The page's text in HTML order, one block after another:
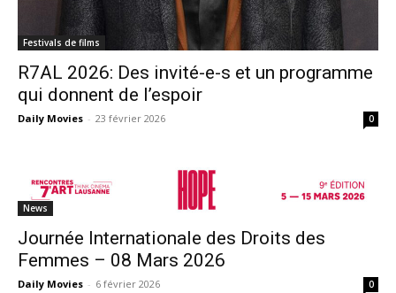
Festivals de films
R7AL 2026: Des invité-e-s et un programme
qui donnent de l’espoir
Daily Movies - 23 février 2026 0
News
Journée Internationale des Droits des
Femmes – 08 Mars 2026
Daily Movies - 6 février 2026 0